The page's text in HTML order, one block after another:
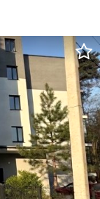
Поруч біля